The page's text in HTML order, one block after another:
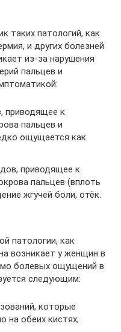
таких патологий, как
и других болезней
из-за нарушения
пальцев и
приводящее к
пальцев и
ощущается как
приводящее к
пальцев (вплоть
жгучей боли, отёк.
патологии, как
возникает у женщин в
болевых ощущений в
следующим:
которые
на обеих кистях;